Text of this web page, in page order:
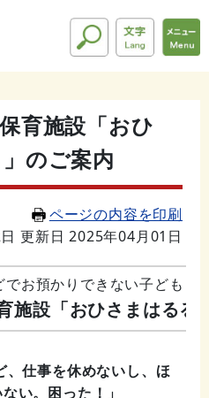
育施設「おひ
のご案内
ページの内容を印刷
更新日 2025年04月01日
お預かりできない子どもさ
施設「おひさまはるる
、仕事を休めないし、ほ
い。困った！」